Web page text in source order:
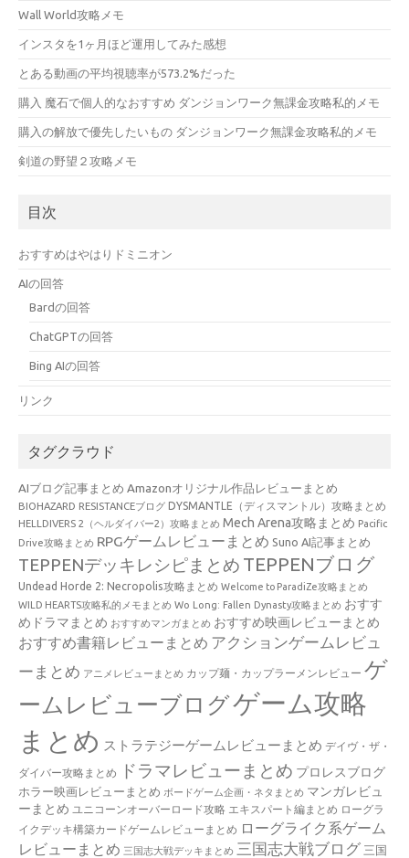
Wall World攻略メモ
インスタを1ヶ月ほど運用してみた感想
とある動画の平均視聴率が573.2%だった
購入 魔石で個人的なおすすめ ダンジョンワーク無課金攻略私的メモ
購入の解放で優先したいもの ダンジョンワーク無課金攻略私的メモ
剣道の野望２攻略メモ
目次
おすすめはやはりドミニオン
AIの回答
Bardの回答
ChatGPTの回答
Bing AIの回答
リンク
タグクラウド
AIブログ記事まとめ Amazonオリジナル作品レビューまとめ
BIOHAZARD RESISTANCEブログ DYSMANTLE（ディスマントル）攻略まとめ
HELLDIVERS 2（ヘルダイバー2）攻略まとめ Mech Arena攻略まとめ Pacific
Drive攻略まとめ RPGゲームレビューまとめ Suno AI記事まとめ
TEPPENデッキレシピまとめ TEPPENブログ
Undead Horde 2: Necropolis攻略まとめ Welcome to ParadiZe攻略まとめ
WILD HEARTS攻略私的メモまとめ Wo Long: Fallen Dynasty攻略まとめ おすす
めドラマまとめ おすすめマンガまとめ おすすめ映画レビューまとめ
おすすめ書籍レビューまとめ アクションゲームレビュ
ーまとめ アニメレビューまとめ カップ麺・カップラーメンレビュー ゲ
ームレビューブログゲーム攻略
まとめ ストラテジーゲームレビューまとめ デイヴ・ザ・
ダイバー攻略まとめ ドラマレビューまとめ プロレスブログ
ホラー映画レビューまとめ ボードゲーム企画・ネタまとめ マンガレビュ
ーまとめ ユニコーンオーバーロード攻略 エキスパート編まとめ ローグラ
イクデッキ構築カードゲームレビューまとめ ローグライク系ゲーム
レビューまとめ 三国志大戦デッキまとめ 三国志大戦ブログ 三国